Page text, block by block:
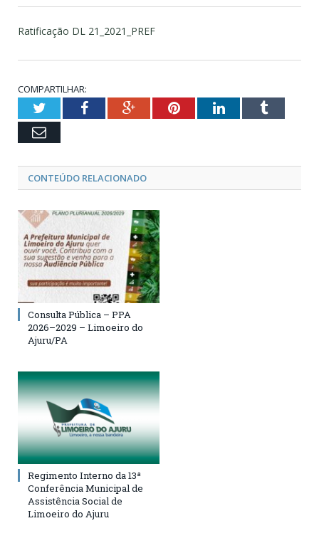
Ratificação DL 21_2021_PREF
COMPARTILHAR:
TwitterFacebookGoogle+PinterestLinkedInTumblr
Email
CONTEÚDO RELACIONADO
Consulta Pública – PPA
2026–2029 – Limoeiro do
Ajuru/PA
Regimento Interno da 13ª
Conferência Municipal de
Assistência Social de
Limoeiro do Ajuru